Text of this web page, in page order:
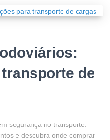
de
segurança no transporte.
e descubra onde comprar